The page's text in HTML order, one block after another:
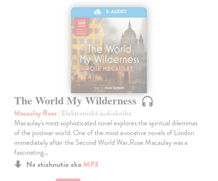
E-AUDIO
The World My Wilderness
Macaulay Rose | Elektronická audiokniha
Macaulay's most sophisticated novel explores the spiritual dilemmas
of the postwar world. One of the most evocative novels of London
immediately after the Second World War.Rose Macaulay was a
fascinating…
Na stiahnutie ako MP3